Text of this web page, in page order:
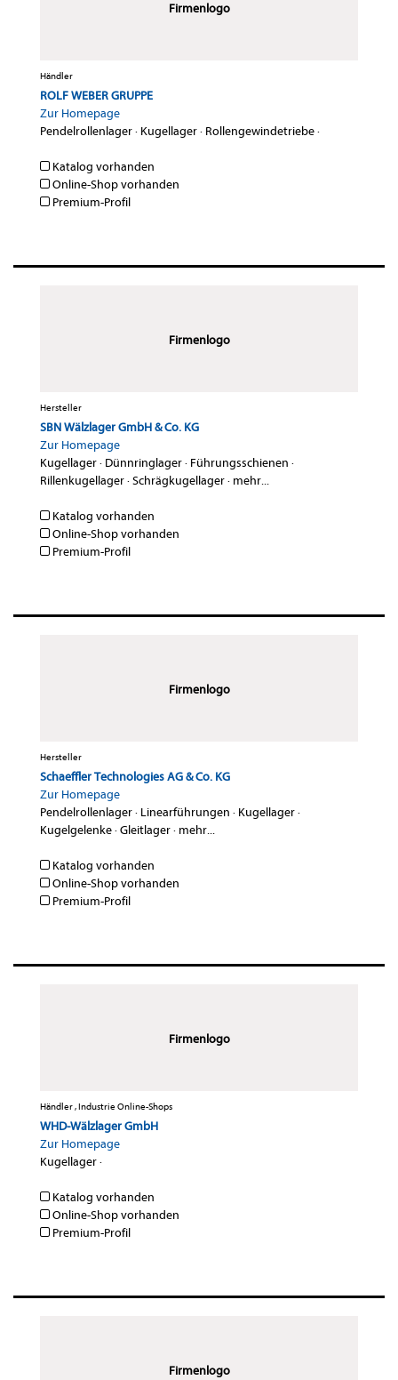
Firmenlogo
Händler
ROLF WEBER GRUPPE
Zur Homepage
Pendelrollenlager· Kugellager· Rollengewindetriebe·
Katalog vorhanden
Online-Shop vorhanden
Premium-Profil
Firmenlogo
Hersteller
SBN Wälzlager GmbH & Co. KG
Zur Homepage
Kugellager· Dünnringlager· Führungsschienen ·
Rillenkugellager·Schrägkugellager· mehr...
Katalog vorhanden
Online-Shop vorhanden
Premium-Profil
Firmenlogo
Hersteller
Schaeffler Technologies AG & Co. KG
Zur Homepage
Pendelrollenlager· Linearführungen · Kugellager·
Kugelgelenke·Gleitlager· mehr...
Katalog vorhanden
Online-Shop vorhanden
Premium-Profil
Firmenlogo
Händler , Industrie Online-Shops
WHD-Wälzlager GmbH
Zur Homepage
Kugellager·
Katalog vorhanden
Online-Shop vorhanden
Premium-Profil
Firmenlogo